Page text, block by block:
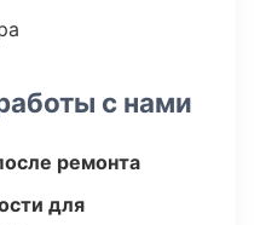
с нами
ремонта
для